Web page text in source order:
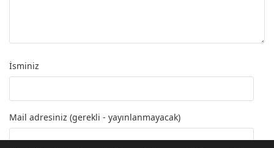
İsminiz
Mail adresiniz (gerekli - yayınlanmayacak)